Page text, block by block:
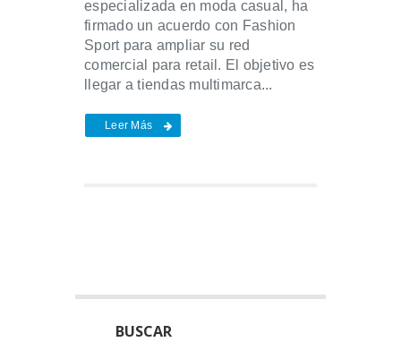
especializada en moda casual, ha
firmado un acuerdo con Fashion
Sport para ampliar su red
comercial para retail. El objetivo es
llegar a tiendas multimarca...
Leer Más
BUSCAR